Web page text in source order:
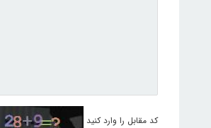
کد مقابل را وارد کنید